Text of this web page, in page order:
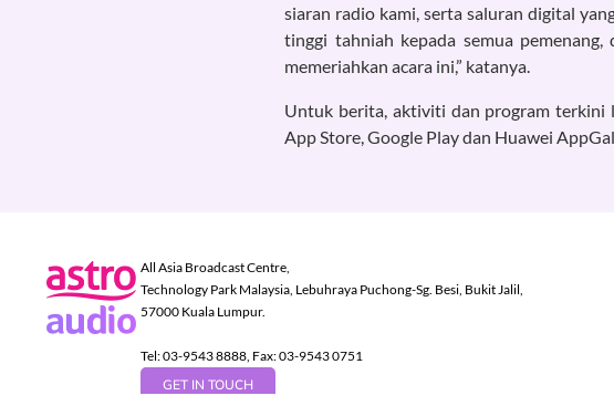
siaran radio kami, serta saluran digital
tinggi tahniah kepada semua
memeriahkan acara ini,” katanya.
Untuk berita, aktiviti dan program terkini
App Store, Google Play dan Huawei
All Asia Broadcast Centre,
Technology Park Malaysia, Lebuhraya Puchong-Sg. Besi, Bukit Jalil,
57000 Kuala Lumpur.
Tel: 03-9543 8888, Fax: 03-9543 0751
GET IN TOUCH